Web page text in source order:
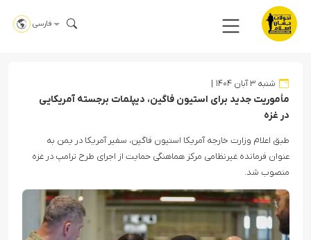
فارسی
شنبه ۳ آبان ۱۴۰۴
مأموریت جدید برای استیون فاگین، دیپلمات برجسته آمریکایی
در غزه
طبق اعلام وزارت خارجه آمریکا استیون فاگین، سفیر آمریکا در یمن به
عنوان فرمانده غیرنظامی مرکز هماهنگی حمایت از اجرای طرح ترامپ در غزه
منصوب شد.